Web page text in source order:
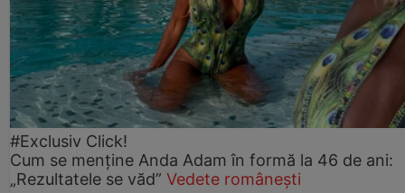
#Exclusiv Click!
Cum se menține Anda Adam în formă la 46 de ani:
„Rezultatele se văd” Vedete românești